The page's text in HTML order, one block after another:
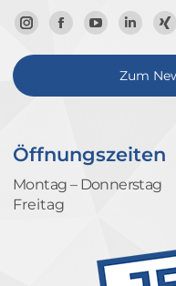
Zum
Instagram-
Zur
Facebook-
Zum
YouTube-
Kanal
Zum
Profil
Zum
Öffnungszeiten
Montag – Donnerstag
Freitag